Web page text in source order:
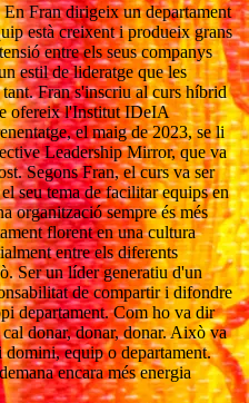
Fran dirigeix un departament
està creixent i produeix grans
entre els seus companys
estil de lideratge que les
Fran s'inscriu al curs híbrid
ofereix l'Institut IDeIA
el maig de 2023, se li
Leadership Mirror, que va
Segons Fran, el curs va ser
seu tema de facilitar equips en
organització sempre és més
florent en una cultura
entre els diferents
Ser un líder generatiu d'un
de compartir i difondre
departament. Com ho va dir
donar, donar, donar. Això va
equip o departament.
encara més energia